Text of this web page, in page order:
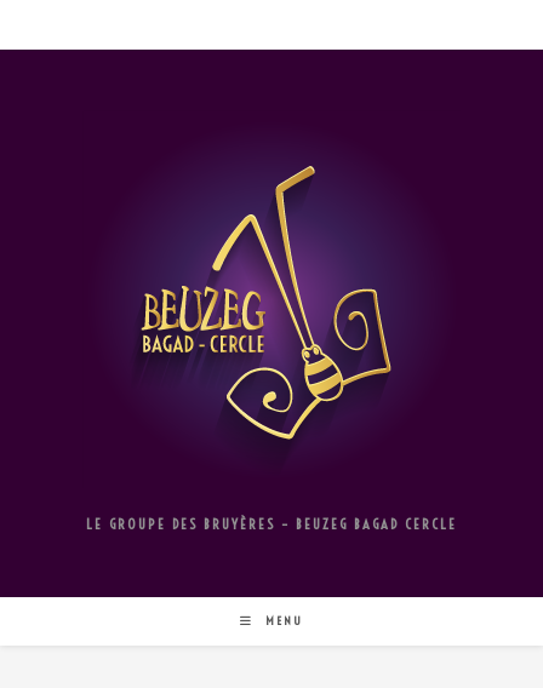
LE GROUPE DES BRUYÈRES – BEUZEG BAGAD CERCLE
MENU